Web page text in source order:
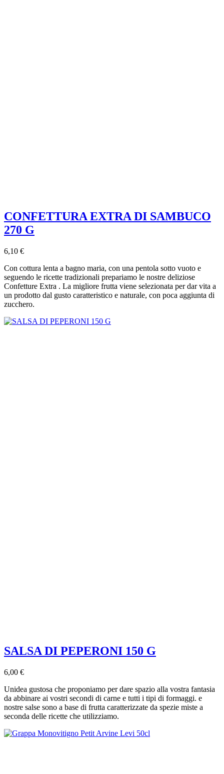
CONFETTURA EXTRA DI SAMBUCO
270 G
6,10 €
Con cottura lenta a bagno maria, con una pentola sotto vuoto e
seguendo le ricette tradizionali prepariamo le nostre deliziose
Confetture Extra . La migliore frutta viene selezionata per dar vita a
un prodotto dal gusto caratteristico e naturale, con poca aggiunta di
zucchero.
SALSA DI PEPERONI 150 G
6,00 €
Unidea gustosa che proponiamo per dare spazio alla vostra fantasia
da abbinare ai vostri secondi di carne e tutti i tipi di formaggi. e
nostre salse sono a base di frutta caratterizzate da spezie miste a
seconda delle ricette che utilizziamo.